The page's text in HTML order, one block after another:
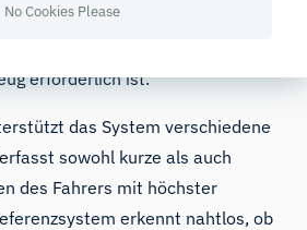
dass die Bediener die Tests per
erforderlich ist.
das System verschiedene
sowohl kurze als auch
des Fahrers mit höchster
erkennt nahtlos, ob
No Cookies Please